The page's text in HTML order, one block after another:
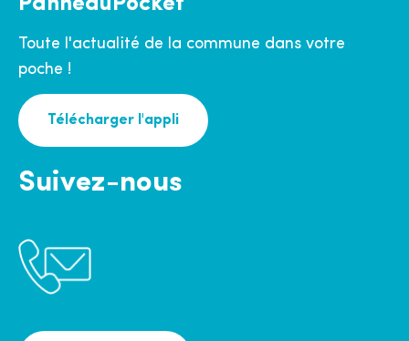
Toute l'actualité de la commune dans votre
poche !
Télécharger l'appli
Suivez-nous